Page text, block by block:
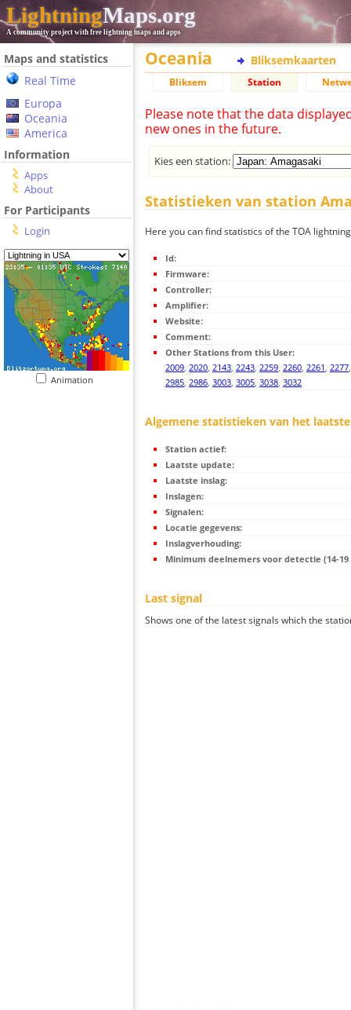
LightningMaps.org
A community project with free lightning maps and apps
Maps and statistics
Real Time
Europa
Oceania
America
Information
Apps
About
For Participants
Login
Animation
Oceania Bliksemkaarten
Bliksem Station
Please note that the data
new ones in the future.
Kies een station:
Statistieken van station
Here you can find statistics of the TOA
Id:
Firmware:
Controller:
Amplifier:
Website:
Comment:
Other Stations from this User:
2009, 2020, 2143, 2243, 2259, 2260, 2261, 2277
2985, 2986, 3003, 3005, 3038, 3032
Algemene statistieken van het
Station actief:
Laatste update:
Laatste inslag:
Inslagen:
Signalen:
Locatie gegevens:
Inslagverhouding:
Minimum deelnemers voor detectie (14-
Last signal
Shows one of the latest signals which the